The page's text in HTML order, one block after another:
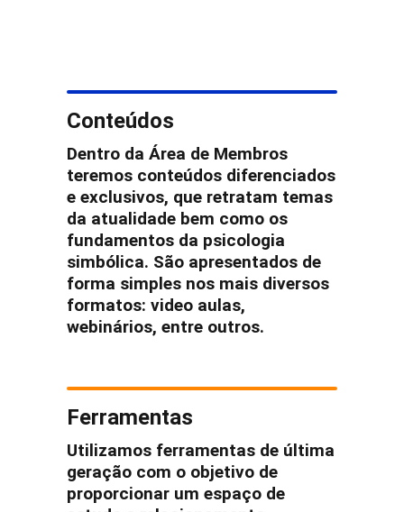
Conteúdos
Dentro da Área de Membros
teremos conteúdos diferenciados
e exclusivos, que retratam temas
da atualidade bem como os
fundamentos da psicologia
simbólica. São apresentados de
forma simples nos mais diversos
formatos: video aulas,
webinários, entre outros.
Ferramentas
Utilizamos ferramentas de última
geração com o objetivo de
proporcionar um espaço de